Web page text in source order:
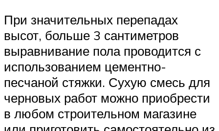
При значительных перепадах
высот, больше 3 сантиметров
выравнивание пола проводится с
использованием цементно-
песчаной стяжки. Сухую смесь для
черновых работ можно приобрести
в любом строительном магазине